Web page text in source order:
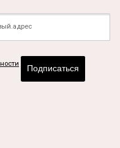
Подписаться